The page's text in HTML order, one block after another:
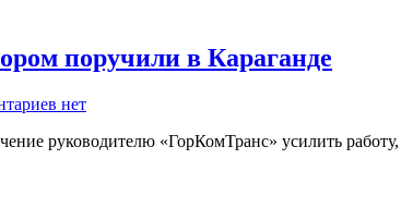
поручили в Караганде
нет
руководителю «ГорКомТранс» усилить